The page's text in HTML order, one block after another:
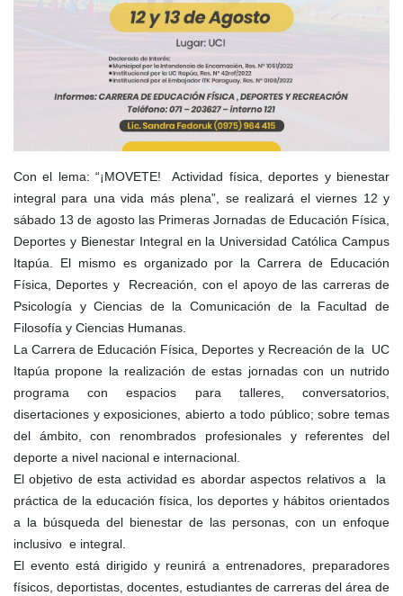
Con el lema: “¡MOVETE! Actividad física, deportes y bienestar
integral para una vida más plena”, se realizará el viernes 12 y
sábado 13 de agosto las Primeras Jornadas de Educación Física,
Deportes y Bienestar Integral en la Universidad Católica Campus
Itapúa. El mismo es organizado por la Carrera de Educación
Física, Deportes y Recreación, con el apoyo de las carreras de
Psicología y Ciencias de la Comunicación de la Facultad de
Filosofía y Ciencias Humanas.
La Carrera de Educación Física, Deportes y Recreación de la UC
Itapúa propone la realización de estas jornadas con un nutrido
programa con espacios para talleres, conversatorios,
disertaciones y exposiciones, abierto a todo público; sobre temas
del ámbito, con renombrados profesionales y referentes del
deporte a nivel nacional e internacional.
El objetivo de esta actividad es abordar aspectos relativos a la
práctica de la educación física, los deportes y hábitos orientados
a la búsqueda del bienestar de las personas, con un enfoque
inclusivo e integral.
El evento está dirigido y reunirá a entrenadores, preparadores
físicos, deportistas, docentes, estudiantes de carreras del área de